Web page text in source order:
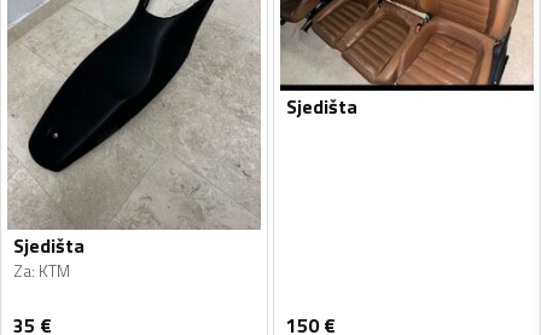
Sjedišta
Za: KTM
35 €
Sjedišta
150€